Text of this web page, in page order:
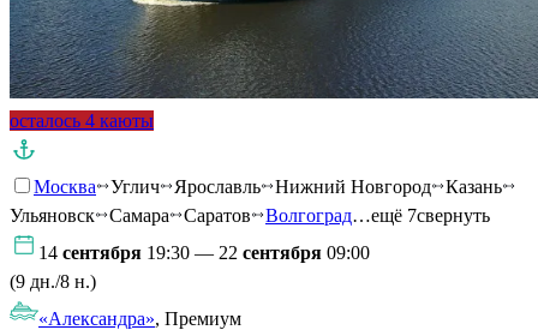
осталось 4 каюты
Москва Углич Ярославль Нижний Новгород
Казань
Ульяновск
Самара Саратов Волгоград…ещё 7свернуть
14 сентября 19:30 — 22 сентября 09:00
(9 дн./8 н.)
«Александра», Премиум